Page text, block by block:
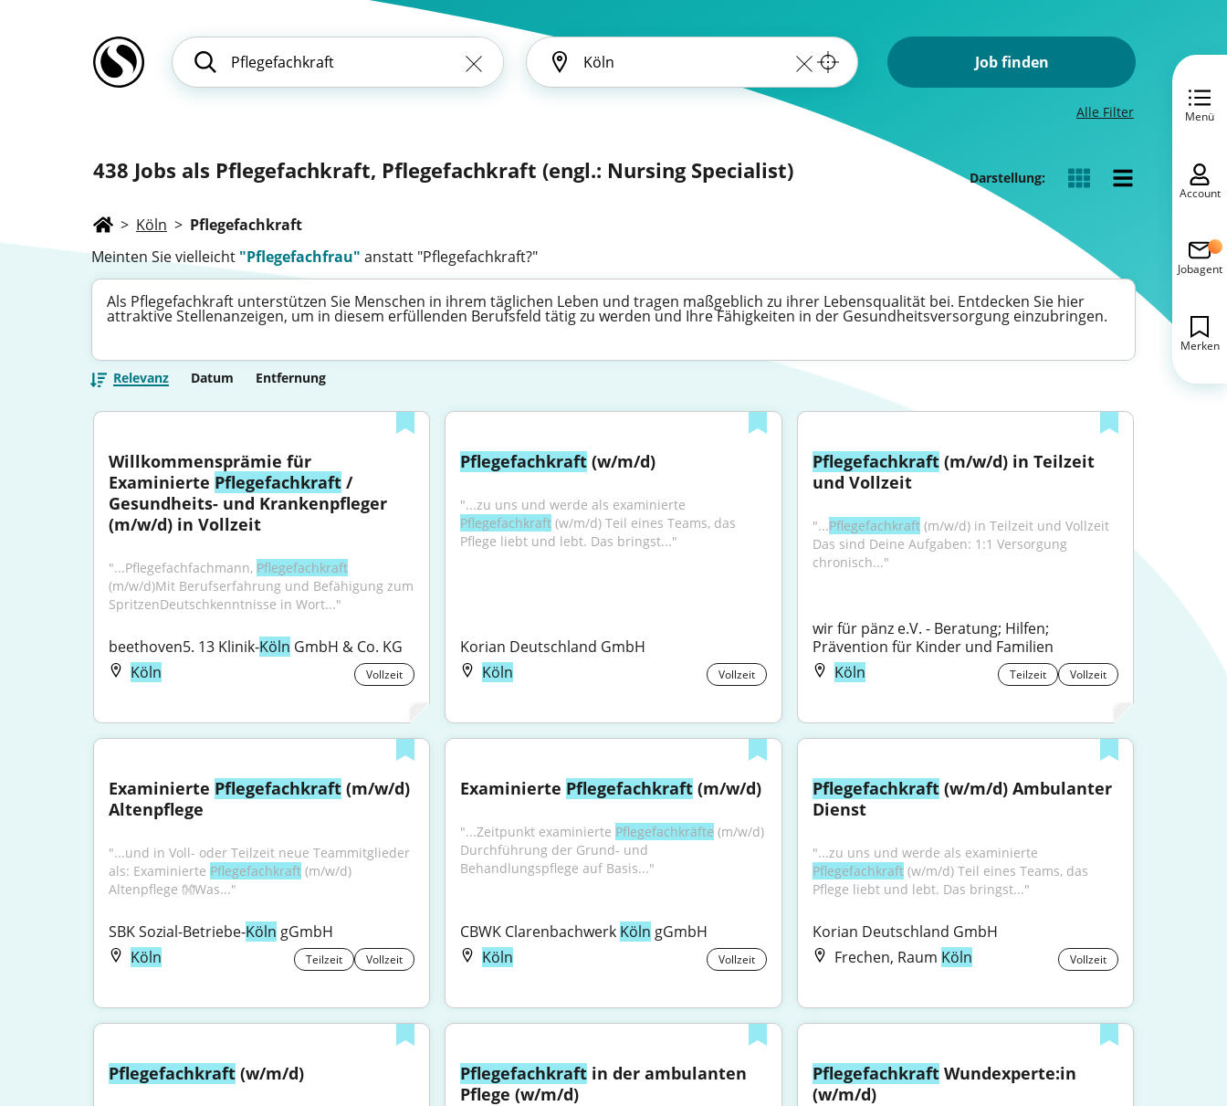
Job finden
Alle Filter
438 Jobs als Pflegefachkraft, Pflegefachkraft (engl.: Nursing Specialist) Darstellung:
> Köln > Pflegefachkraft
Meinten Sie vielleicht "Pflegefachfrau" anstatt "Pflegefachkraft?"
Als Pflegefachkraft unterstützen Sie Menschen in ihrem täglichen Leben und tragen maßgeblich zu ihrer Lebensqualität bei. Entdecken Sie hier
attraktive Stellenanzeigen, um in diesem erfüllenden Berufsfeld tätig zu werden und Ihre Fähigkeiten in der Gesundheitsversorgung einzubringen.
Relevanz Datum Entfernung
Willkommensprämie für
Examinierte Pflegefachkraft /
Gesundheits- und Krankenpfleger
(m/w/d) in Vollzeit
"...Pflegefachfachmann, Pflegefachkraft
(m/w/d)Mit Berufserfahrung und Befähigung zum
SpritzenDeutschkenntnisse in Wort..."
beethoven5. 13 Klinik-Köln GmbH & Co. KG
Köln
Vollzeit
Pflegefachkraft (w/m/d)
Pflegefachkraft (w/m/d) Teil eines Teams, das
Pflege liebt und lebt. Das bringst..."
Korian Deutschland GmbH
Köln
Vollzeit
Pflegefachkraft (m/w/d) in Teilzeit
und Vollzeit
"...Pflegefachkraft (m/w/d) in Teilzeit und Vollzeit
Das sind Deine Aufgaben: 1:1 Versorgung
chronisch..."
wir für pänz e.V. - Beratung; Hilfen;
Prävention für Kinder und Familien
Köln
Teilzeit Vollzeit
Examinierte Pflegefachkraft (m/w/d)
Altenpflege
"...und in Voll- oder Teilzeit neue Teammitglieder
als: Examinierte Pflegefachkraft (m/w/d)
Altenpflege 👐Was..."
SBK Sozial-Betriebe-Köln gGmbH
Köln
Teilzeit Vollzeit
Examinierte Pflegefachkraft (m/w/d)
"...Zeitpunkt examinierte Pflegefachkräfte (m/w/d)
Durchführung der Grund- und
Behandlungspflege auf Basis..."
CBWK Clarenbachwerk Köln gGmbH
Köln
Vollzeit
Pflegefachkraft (w/m/d) Ambulanter
Dienst
Pflegefachkraft (w/m/d) Teil eines Teams, das
Pflege liebt und lebt. Das bringst..."
Korian Deutschland GmbH
Frechen, Raum Köln Vollzeit
Pflegefachkraft (w/m/d) Pflegefachkraft in der ambulanten
Pflege (w/m/d)
Pflegefachkraft Wundexperte:in
(w/m/d)
Menü
Account
Jobagent
Merken